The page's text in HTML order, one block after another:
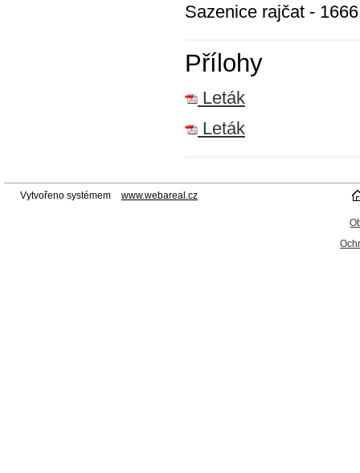
Sazenice rajčat -
Přílohy
Leták
Leták
Vytvořeno systémem www.webareal.cz